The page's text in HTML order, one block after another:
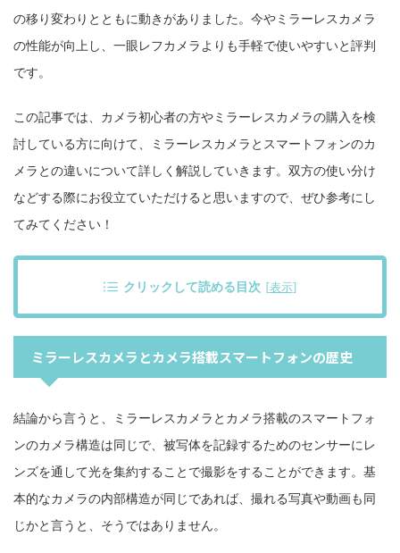
の移り変わりとともに動きがありました。今やミラーレスカメラ
の性能が向上し、一眼レフカメラよりも手軽で使いやすいと評判
です。
この記事では、カメラ初心者の方やミラーレスカメラの購入を検
討している方に向けて、ミラーレスカメラとスマートフォンのカ
メラとの違いについて詳しく解説していきます。双方の使い分け
などする際にお役立ていただけると思いますので、ぜひ参考にし
てみてください！
クリックして読める目次 [表示]
ミラーレスカメラとカメラ搭載スマートフォンの歴史
結論から言うと、ミラーレスカメラとカメラ搭載のスマートフォ
ンのカメラ構造は同じで、被写体を記録するためのセンサーにレ
ンズを通して光を集約することで撮影をすることができます。基
本的なカメラの内部構造が同じであれば、撮れる写真や動画も同
じかと言うと、そうではありません。